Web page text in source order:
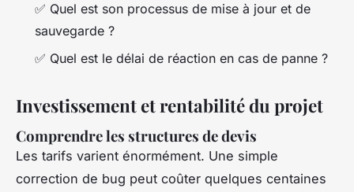
✅ Quel est son processus de mise à jour et de
sauvegarde ?
✅ Quel est le délai de réaction en cas de panne ?
Investissement et rentabilité du projet
Comprendre les structures de devis
Les tarifs varient énormément. Une simple
correction de bug peut coûter quelques centaines